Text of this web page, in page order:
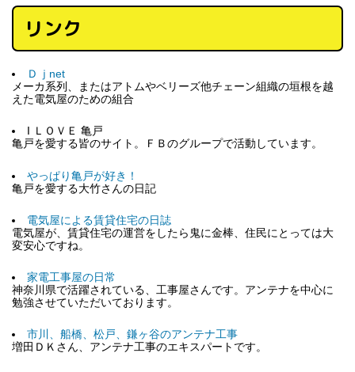
リンク
Ｄｊnet
メーカ系列、またはアトムやベリーズ他チェーン組織の垣根を越
えた電気屋のための組合
I ＬＯＶＥ 亀戸
亀戸を愛する皆のサイト。ＦＢのグループで活動しています。
やっぱり亀戸が好き！
亀戸を愛する大竹さんの日記
電気屋による賃貸住宅の日誌
電気屋が、賃貸住宅の運営をしたら鬼に金棒、住民にとっては大
変安心ですね。
家電工事屋の日常
神奈川県で活躍されている、工事屋さんです。アンテナを中心に
勉強させていただいております。
市川、船橋、松戸、鎌ヶ谷のアンテナ工事
増田ＤＫさん、アンテナ工事のエキスパートです。